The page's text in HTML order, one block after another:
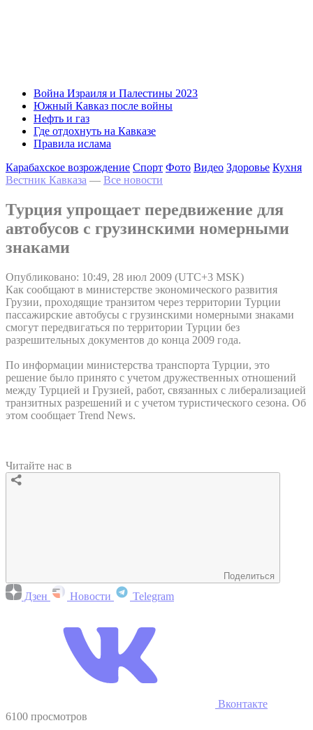
Война Израиля и Палестины 2023
Южный Кавказ после войны
Нефть и газ
Где отдохнуть на Кавказе
Правила ислама
Карабахское возрождение Спорт Фото Видео Здоровье Кухня
Вестник Кавказа — Все новости
Турция упрощает передвижение для
автобусов с грузинскими номерными
знаками
Опубликовано: 10:49, 28 июл 2009 (UTC+3 MSK)
Как сообщают в министерстве экономического развития
Грузии, проходящие транзитом через территории Турции
пассажирские автобусы с грузинскими номерными знаками
смогут передвигаться по территории Турции без
разрешительных документов до конца 2009 года.
По информации министерства транспорта Турции, это
решение было принято с учетом дружественных отношений
между Турцией и Грузией, работ, связанных с либерализацией
транзитных разрешений и с учетом туристического сезона. Об
этом сообщает Trend News.
Читайте нас в
Поделиться
Дзен Новости Telegram
Вконтакте
6100 просмотров